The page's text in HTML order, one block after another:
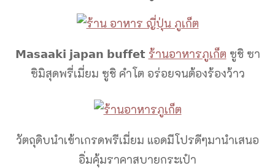
𝗠𝗮𝘀𝗮𝗮𝗸𝗶 𝗷𝗮𝗽𝗮𝗻 𝗯𝘂𝗳𝗳𝗲𝘁 ร้านอาหารภูเก็ต ซูชิ ซา
ซิมิสุดพรี่เมี่ยม ซูชิ คำโต อร่อยจนต้องร้องว้าว
วัตถุดิบนำเข้าเกรดพรีเมี่ยม แอดมีโปรดีๆมานำเสนอ
อิ่มคุ้มราคาสบายกระเป๋า